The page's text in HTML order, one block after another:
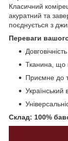
Класичний
акуратний та
поєднується з
Переваги
Довговічність
Тканина, що
Приємне до
Український
Склад: 100%